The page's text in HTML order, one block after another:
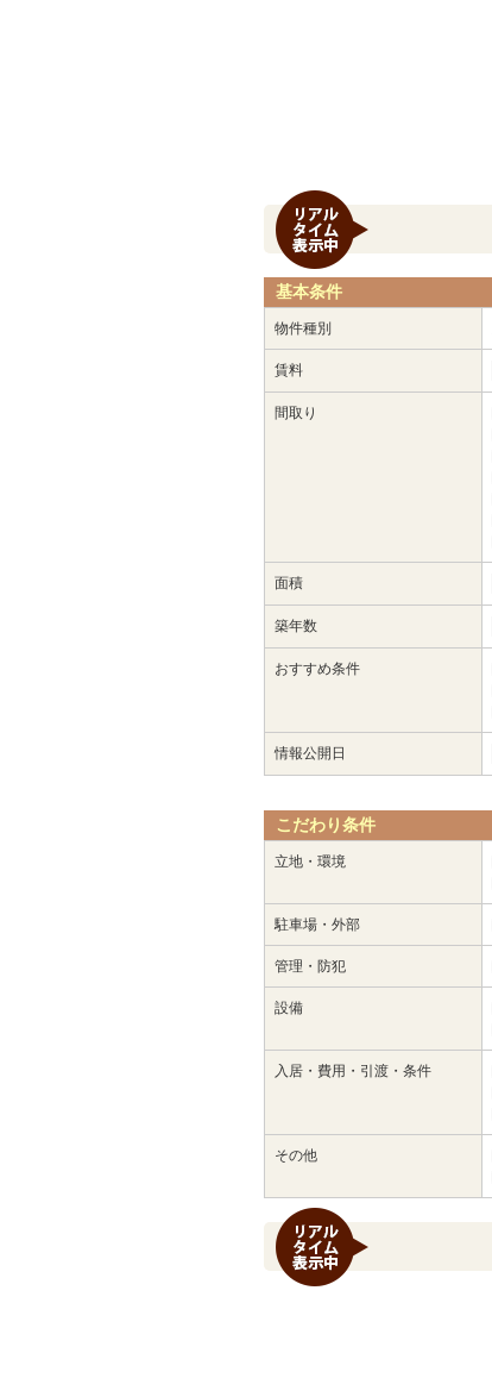
基本条件
物件種別
賃料
間取り
面積
築年数
おすすめ条件
情報公開日
こだわり条件
立地・環境
駐車場・外部
管理・防犯
設備
入居・費用・引渡・条件
その他